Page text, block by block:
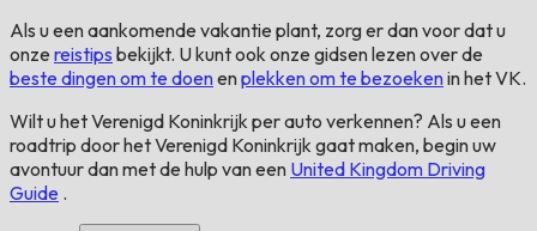
Als u een aankomende vakantie plant, zorg er dan voor dat u
onze reistips bekijkt. U kunt ook onze gidsen lezen over de
beste dingen om te doenenplekken om te bezoekenin het VK.
Wilt u het Verenigd Koninkrijk per auto verkennen? Als u een
roadtrip door het Verenigd Koninkrijk gaat maken, begin uw
avontuur dan met de hulp van een United Kingdom Driving
Guide .